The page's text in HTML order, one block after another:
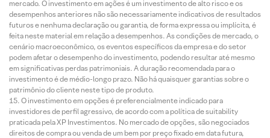
mercado. O investimento em ações é um investimento de alto risco e os
desempenhos anteriores não são necessariamente indicativos de resultados
futuros e nenhuma declaração ou garantia, de forma expressa ou implícita, é
feita neste material em relação a desempenhos. As condições de mercado, o
cenário macroeconômico, os eventos específicos da empresa e do setor
podem afetar o desempenho do investimento, podendo resultar até mesmo
em significativas perdas patrimoniais. A duração recomendada para o
investimento é de médio-longo prazo. Não há quaisquer garantias sobre o
patrimônio do cliente neste tipo de produto.
O investimento em opções é preferencialmente indicado para
investidores de perfil agressivo, de acordo com a política de suitability
praticada pela XP Investimentos. No mercado de opções, são negociados
direitos de compra ou venda de um bem por preço fixado em data futura,